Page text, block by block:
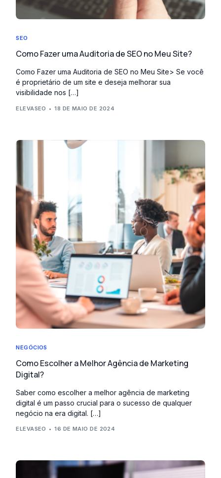
SEO
Como Fazer uma Auditoria de SEO no Meu Site?
Como Fazer uma Auditoria de SEO no Meu Site> Se você
é proprietário de um site e deseja melhorar sua
visibilidade nos […]
ELEVASEO 18 DE MAIO DE 2024
NEGÓCIOS
Como Escolher a Melhor Agência de Marketing
Digital?
Saber como escolher a melhor agência de marketing
digital é um passo crucial para o sucesso de qualquer
negócio na era digital. […]
ELEVASEO 16 DE MAIO DE 2024